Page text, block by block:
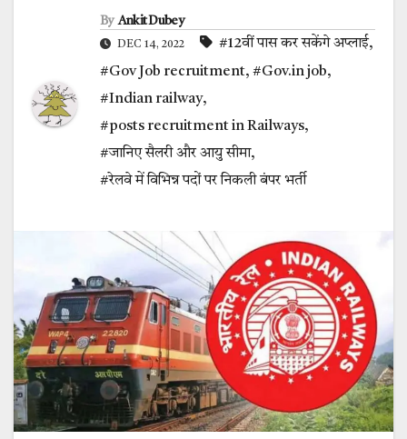
By Ankit Dubey
DEC 14, 2022 #12वीं पास कर सकेंगे अप्लाई,
#Gov Job recruitment, #Gov.in job,
#Indian railway,
#posts recruitment in Railways,
#जानिए सैलरी और आयु सीमा,
#रेलवे में विभिन्न पदों पर निकली बंपर भर्ती